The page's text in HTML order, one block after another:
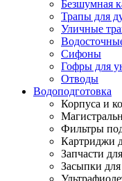
Безшумная
Трапы для
Уличные
Сифоны
Гофры для
Отводы
Водоподготовка
Корпуса и
Фильтры
Картриджи
Запчасти
Засыпки